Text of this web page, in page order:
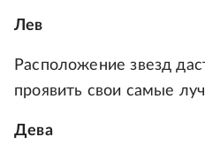
Лев
Расположение звезд
проявить свои самые
Дева